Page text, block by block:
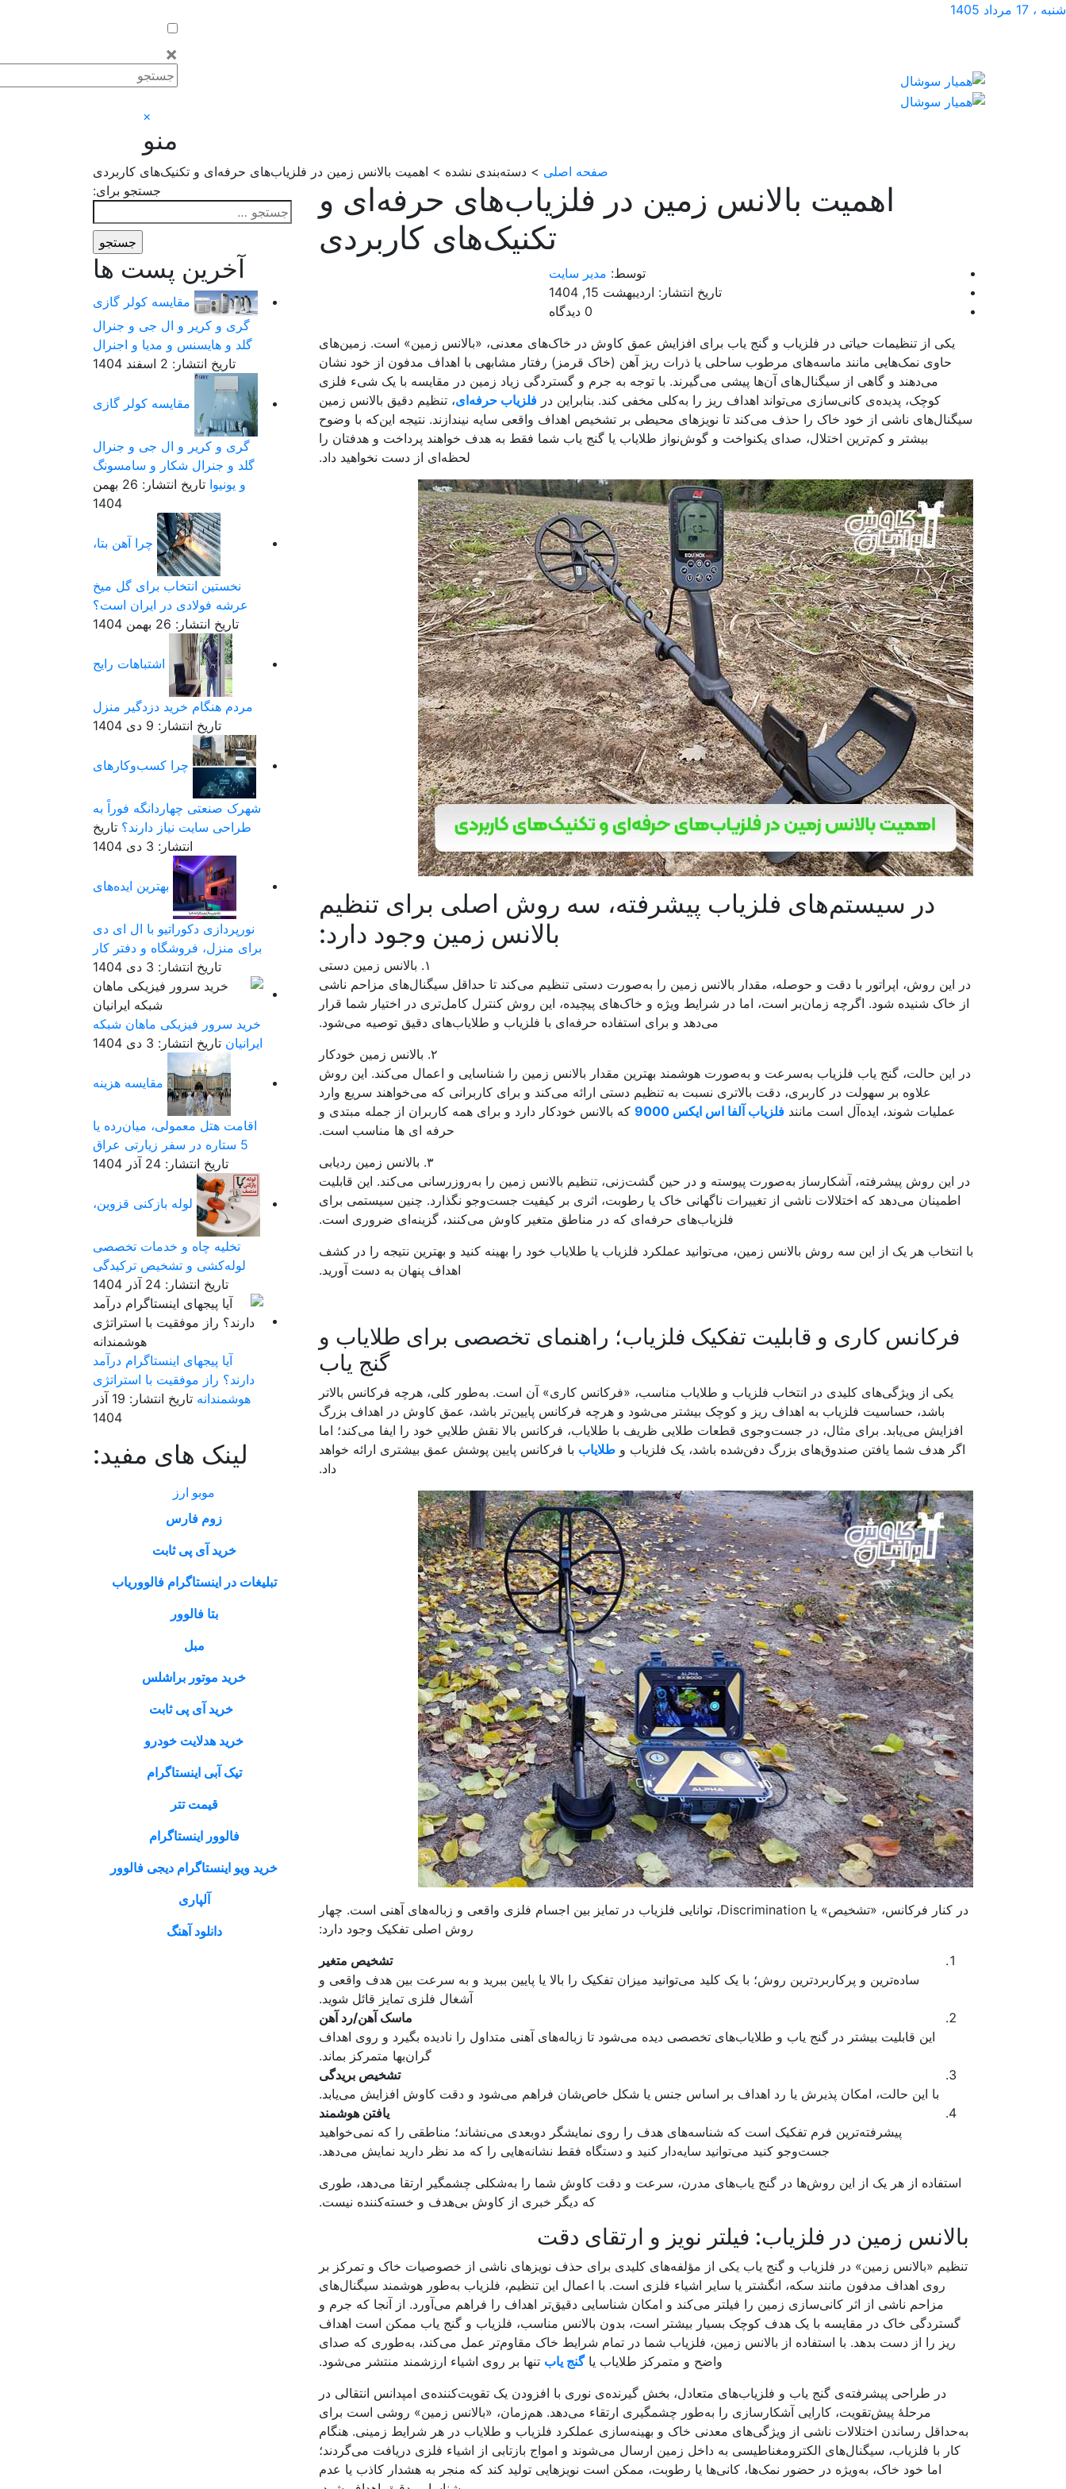
شنبه ، 17 مرداد 1405
×
×
منو
صفحه اصلی > دسته‌بندی نشده > اهمیت بالانس زمین در فلزیاب‌های حرفه‌ای و تکنیک‌های کاربردی
اهمیت بالانس زمین در فلزیاب‌های حرفه‌ای و
تکنیک‌های کاربردی
توسط: مدیر سایت
تاریخ انتشار: اردیبهشت 15, 1404
0 دیدگاه
یکی از تنظیمات حیاتی در فلزیاب و گنج یاب برای افزایش عمق کاوش در خاک‌های معدنی، «بالانس زمین» است. زمین‌های
حاوی نمک‌هایی مانند ماسه‌های مرطوب ساحلی یا ذرات ریز آهن (خاک قرمز) رفتار مشابهی با اهداف مدفون از خود نشان
می‌دهند و گاهی از سیگنال‌های آن‌ها پیشی می‌گیرند. با توجه به جرم و گستردگی زیاد زمین در مقایسه با یک شیء فلزی
کوچک، پدیده‌ی کانی‌سازی می‌تواند اهداف ریز را به‌کلی مخفی کند. بنابراین در فلزیاب حرفه‌ای، تنظیم دقیق بالانس زمین
سیگنال‌های ناشی از خود خاک را حذف می‌کند تا نویزهای محیطی بر تشخیص اهداف واقعی سایه نیندازند. نتیجه این‌که با وضوح
بیشتر و کم‌ترین اختلال، صدای یکنواخت و گوش‌نواز طلایاب یا گنج یاب شما فقط به هدف خواهند پرداخت و هدفتان را
لحظه‌ای از دست نخواهید داد.
در سیستم‌های فلزیاب پیشرفته، سه روش اصلی برای تنظیم
بالانس زمین وجود دارد:
۱. بالانس زمین دستی
در این روش، اپراتور با دقت و حوصله، مقدار بالانس زمین را به‌صورت دستی تنظیم می‌کند تا حداقل سیگنال‌های مزاحم ناشی
از خاک شنیده شود. اگرچه زمان‌بر است، اما در شرایط ویژه و خاک‌های پیچیده، این روش کنترل کامل‌تری در اختیار شما قرار
می‌دهد و برای استفاده حرفه‌ای با فلزیاب و طلایاب‌های دقیق توصیه می‌شود.
۲. بالانس زمین خودکار
در این حالت، گنج یاب فلزیاب به‌سرعت و به‌صورت هوشمند بهترین مقدار بالانس زمین را شناسایی و اعمال می‌کند. این روش
علاوه بر سهولت در کاربری، دقت بالاتری نسبت به تنظیم دستی ارائه می‌کند و برای کاربرانی که می‌خواهند سریع وارد
عملیات شوند، ایده‌آل است مانند فلزیاب آلفا اس ایکس 9000
که بالانس خودکار دارد و برای همه کاربران از جمله مبتدی و
حرفه ای ها مناسب است.
۳. بالانس زمین ردیابی
در این روش پیشرفته، آشکارساز به‌صورت پیوسته و در حین گشت‌زنی، تنظیم بالانس زمین را به‌روزرسانی می‌کند. این قابلیت
اطمینان می‌دهد که اختلالات ناشی از تغییرات ناگهانی خاک یا رطوبت، اثری بر کیفیت جست‌وجو نگذارد. چنین سیستمی برای
فلزیاب‌های حرفه‌ای که در مناطق متغیر کاوش می‌کنند، گزینه‌ای ضروری است.
با انتخاب هر یک از این سه روش بالانس زمین، می‌توانید عملکرد فلزیاب یا طلایاب خود را بهینه کنید و بهترین نتیجه را در کشف
اهداف پنهان به دست آورید.
فرکانس کاری و قابلیت تفکیک فلزیاب؛ راهنمای تخصصی برای طلایاب و
گنج یاب
یکی از ویژگی‌های کلیدی در انتخاب فلزیاب و طلایاب مناسب، «فرکانس کاری» آن است. به‌طور کلی، هرچه فرکانس بالاتر
باشد، حساسیت فلزیاب به اهداف ریز و کوچک بیشتر می‌شود و هرچه فرکانس پایین‌تر باشد، عمق کاوش در اهداف بزرگ
افزایش می‌یابد. برای مثال، در جست‌وجوی قطعات طلایی ظریف با طلایاب، فرکانس بالا نقش طلاییِ خود را ایفا می‌کند؛ اما
اگر هدف شما یافتن صندوق‌های بزرگ دفن‌شده باشد، یک فلزیاب و طلایاب با فرکانس پایین پوشش عمق بیشتری ارائه خواهد
داد.
در کنار فرکانس، «تشخیص» یا Discrimination، توانایی فلزیاب در تمایز بین اجسام فلزی واقعی و زباله‌های آهنی است. چهار
روش اصلی تفکیک وجود دارد:
تشخیص متغیر
ساده‌ترین و پرکاربردترین روش؛ با یک کلید می‌توانید میزان تفکیک را بالا یا پایین ببرید و به سرعت بین هدف واقعی و
آشغال فلزی تمایز قائل شوید.
ماسک آهن/رد آهن
این قابلیت بیشتر در گنج یاب و طلایاب‌های تخصصی دیده می‌شود تا زباله‌های آهنی متداول را نادیده بگیرد و روی اهداف
گران‌بها متمرکز بماند.
تشخیص بریدگی
با این حالت، امکان پذیرش یا رد اهداف بر اساس جنس یا شکل خاص‌شان فراهم می‌شود و دقت کاوش افزایش می‌یابد.
یافتن هوشمند
پیشرفته‌ترین فرم تفکیک است که شناسه‌های هدف را روی نمایشگر دوبعدی می‌نشاند؛ مناطقی را که نمی‌خواهید
جست‌وجو کنید می‌توانید سایه‌دار کنید و دستگاه فقط نشانه‌هایی را که مد نظر دارید نمایش می‌دهد.
استفاده از هر یک از این روش‌ها در گنج یاب‌های مدرن، سرعت و دقت کاوش شما را به‌شکلی چشمگیر ارتقا می‌دهد، طوری
که دیگر خبری از کاوش بی‌هدف و خسته‌کننده نیست.
بالانس زمین در فلزیاب: فیلتر نویز و ارتقای دقت
تنظیم «بالانس زمین» در فلزیاب و گنج یاب یکی از مؤلفه‌های کلیدی برای حذف نویزهای ناشی از خصوصیات خاک و تمرکز بر
روی اهداف مدفون مانند سکه، انگشتر یا سایر اشیاء فلزی است. با اعمال این تنظیم، فلزیاب به‌طور هوشمند سیگنال‌های
مزاحم ناشی از اثر کانی‌سازی زمین را فیلتر می‌کند و امکان شناسایی دقیق‌تر اهداف را فراهم می‌آورد. از آنجا که جرم و
گستردگی خاک در مقایسه با یک هدف کوچک بسیار بیشتر است، بدون بالانس مناسب، فلزیاب و گنج یاب ممکن است اهداف
ریز را از دست بدهد. با استفاده از بالانس زمین، فلزیاب شما در تمام شرایط خاک مقاوم‌تر عمل می‌کند، به‌طوری که صدای
واضح و متمرکز طلایاب یاگنج یاب تنها بر روی اشیاء ارزشمند منتشر می‌شود.
در طراحی پیشرفته‌ی گنج یاب و فلزیاب‌های متعادل، بخش گیرنده‌ی نوری با افزودن یک تقویت‌کننده‌ی امپدانس انتقالی در
مرحله‌ٔ پیش‌تقویت، کارایی آشکارسازی را به‌طور چشمگیری ارتقاء می‌دهد. هم‌زمان، «بالانس زمین» روشی است برای
به‌حداقل رساندن اختلالات ناشی از ویژگی‌های معدنی خاک و بهینه‌سازی عملکرد فلزیاب و طلایاب در هر شرایط زمینی. هنگام
کار با فلزیاب، سیگنال‌های الکترومغناطیسی به داخل زمین ارسال می‌شوند و امواج بازتابی از اشیاء فلزی دریافت می‌گردند؛
اما خود خاک، به‌ویژه در حضور نمک‌ها، کانی‌ها یا رطوبت، ممکن است نویزهایی تولید کند که منجر به هشدار کاذب یا عدم
جستجو برای:
آخرین پست ها
مقایسه کولر گازی
گری و کریر و ال جی و جنرال
گلد و هایسنس و مدیا و اجنرال
تاریخ انتشار: 2 اسفند 1404
مقایسه کولر گازی
گری و کریر و ال جی و جنرال
گلد و جنرال شکار و سامسونگ
و یونیوا
تاریخ انتشار: 26 بهمن
1404
چرا آهن بتا،
نخستین انتخاب برای گل میخ
عرشه فولادی در ایران است؟
تاریخ انتشار: 26 بهمن 1404
اشتباهات رایج
مردم هنگام خرید دزدگیر منزل
تاریخ انتشار: 9 دی 1404
چرا کسب‌وکارهای
شهرک صنعتی چهاردانگه فوراً به
طراحی سایت نیاز دارند؟ تاریخ
انتشار: 3 دی 1404
بهترین ایده‌های
نورپردازی دکوراتیو با ال ای دی
برای منزل، فروشگاه و دفتر کار
تاریخ انتشار: 3 دی 1404
خرید سرور فیزیکی ماهان شبکه
ایرانیان تاریخ انتشار: 3 دی 1404
مقایسه هزینه
اقامت هتل معمولی، میان‌رده یا
5 ستاره در سفر زیارتی عراق
تاریخ انتشار: 24 آذر 1404
لوله بازکنی قزوین،
تخلیه چاه و خدمات تخصصی
لوله‌کشی و تشخیص ترکیدگی
تاریخ انتشار: 24 آذر 1404
آیا پیجهای اینستاگرام درآمد
دارند؟ راز موفقیت با استراتژی
هوشمندانه
تاریخ انتشار: 19 آذر
1404
لینک های مفید:
موبو ارز
زوم فارس
خرید آی پی ثابت
تبلیغات در اینستاگرام فالووریاب
بتا فالوور
مبل
خرید موتور براشلس
خرید آی پی ثابت
خرید هدلایت خودرو
تیک آبی اینستاگرام
قیمت تتر
فالوور اینستاگرام
خرید ویو اینستاگرام دیجی فالوور
آلپاری
دانلود آهنگ